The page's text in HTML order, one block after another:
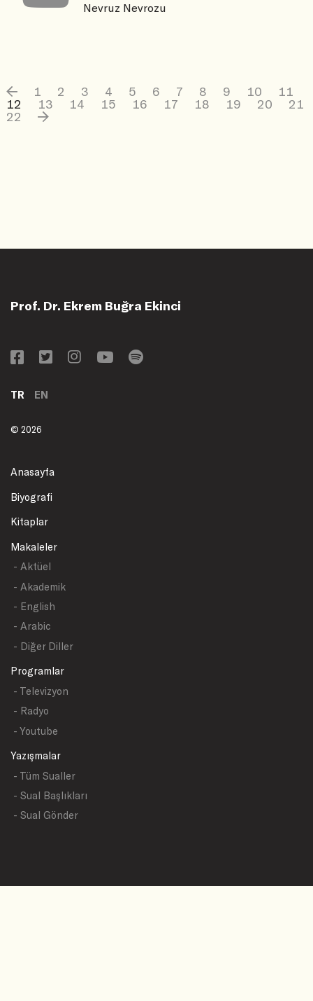
Nevruz Nevrozu
1 2 3 4 5 6 7 8 9 10
11
12
13 14 15 16 17 18 19 20
21
22
Prof. Dr. Ekrem Buğra Ekinci
TR EN
© 2026
Anasayfa
Biyografi
Kitaplar
Makaleler
- Aktüel
- Akademik
- English
- Arabic
- Diğer Diller
Programlar
- Televizyon
- Radyo
- Youtube
Yazışmalar
- Tüm Sualler
- Sual Başlıkları
- Sual Gönder